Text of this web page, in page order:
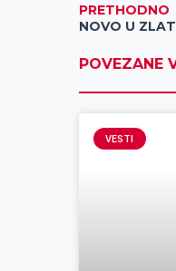
PRETHODNO
POVEZANE
VESTI